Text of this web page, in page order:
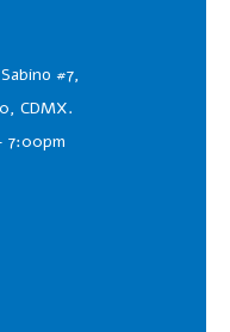
#7,
CDMX.
7:00pm